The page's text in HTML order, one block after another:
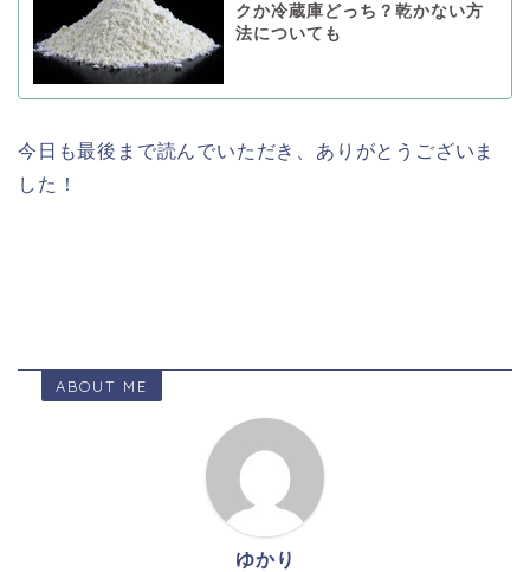
クか冷蔵庫どっち？乾かない方
法についても
今日も最後まで読んでいただき、ありがとうございま
した！
ABOUT ME
ゆかり